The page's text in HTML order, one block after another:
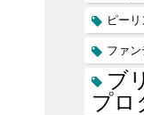
ピー
ファ
ブ
プロ